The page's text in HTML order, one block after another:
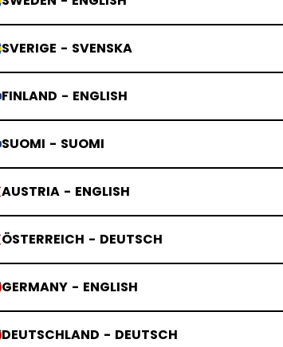
SVERIGE - SVENSKA
FINLAND - ENGLISH
SUOMI - SUOMI
AUSTRIA - ENGLISH
ÖSTERREICH - DEUTSCH
GERMANY - ENGLISH
DEUTSCHLAND - DEUTSCH